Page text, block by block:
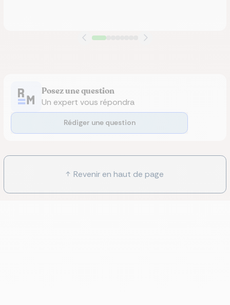
Posez une question
Un expert vous répondra
Rédiger une question
Revenir en haut de page